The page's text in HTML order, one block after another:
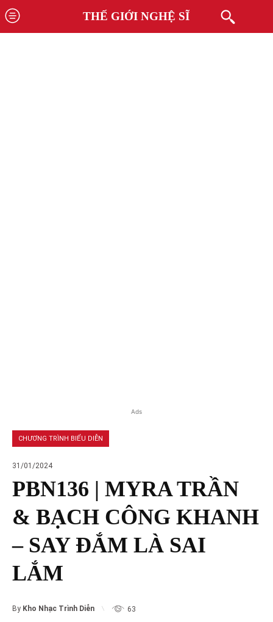
THẾ GIỚI NGHỆ SĨ
Ads
CHƯƠNG TRÌNH BIỂU DIỄN
31/01/2024
PBN136 | MYRA TRẦN
& BẠCH CÔNG KHANH
– SAY ĐẮM LÀ SAI
LẮM
By Kho Nhạc Trình Diễn 63